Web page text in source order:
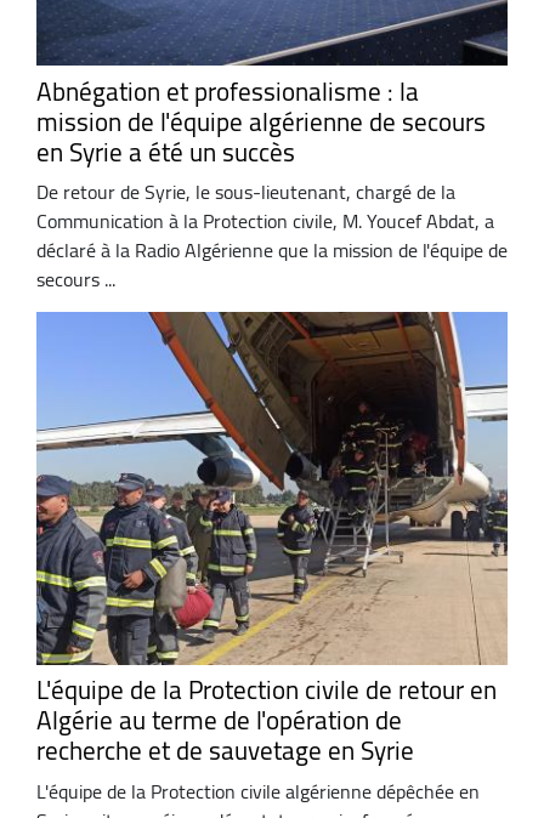
Abnégation et professionalisme : la
mission de l'équipe algérienne de secours
en Syrie a été un succès
De retour de Syrie, le sous-lieutenant, chargé de la
Communication à la Protection civile, M. Youcef Abdat, a
déclaré à la Radio Algérienne que la mission de l'équipe de
secours ...
L'équipe de la Protection civile de retour en
Algérie au terme de l'opération de
recherche et de sauvetage en Syrie
L'équipe de la Protection civile algérienne dépêchée en